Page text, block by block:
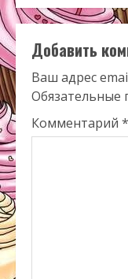
Добавить
Ваш адрес
Обязательные
Комментарий *